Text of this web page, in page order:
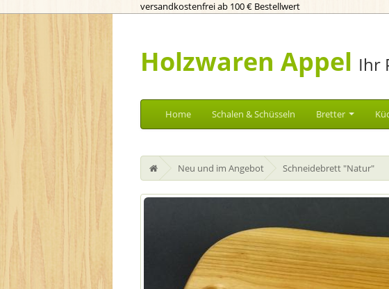
versandkostenfrei ab 100 € Bestellwert
Holzwaren Appel Ihr
Home Schalen & Schüsseln Bretter
Neu und im Angebot Schneidebrett "Natur"